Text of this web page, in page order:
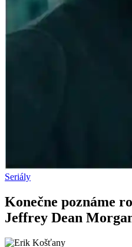
Seriály
Konečne poznáme
Jeffrey Dean